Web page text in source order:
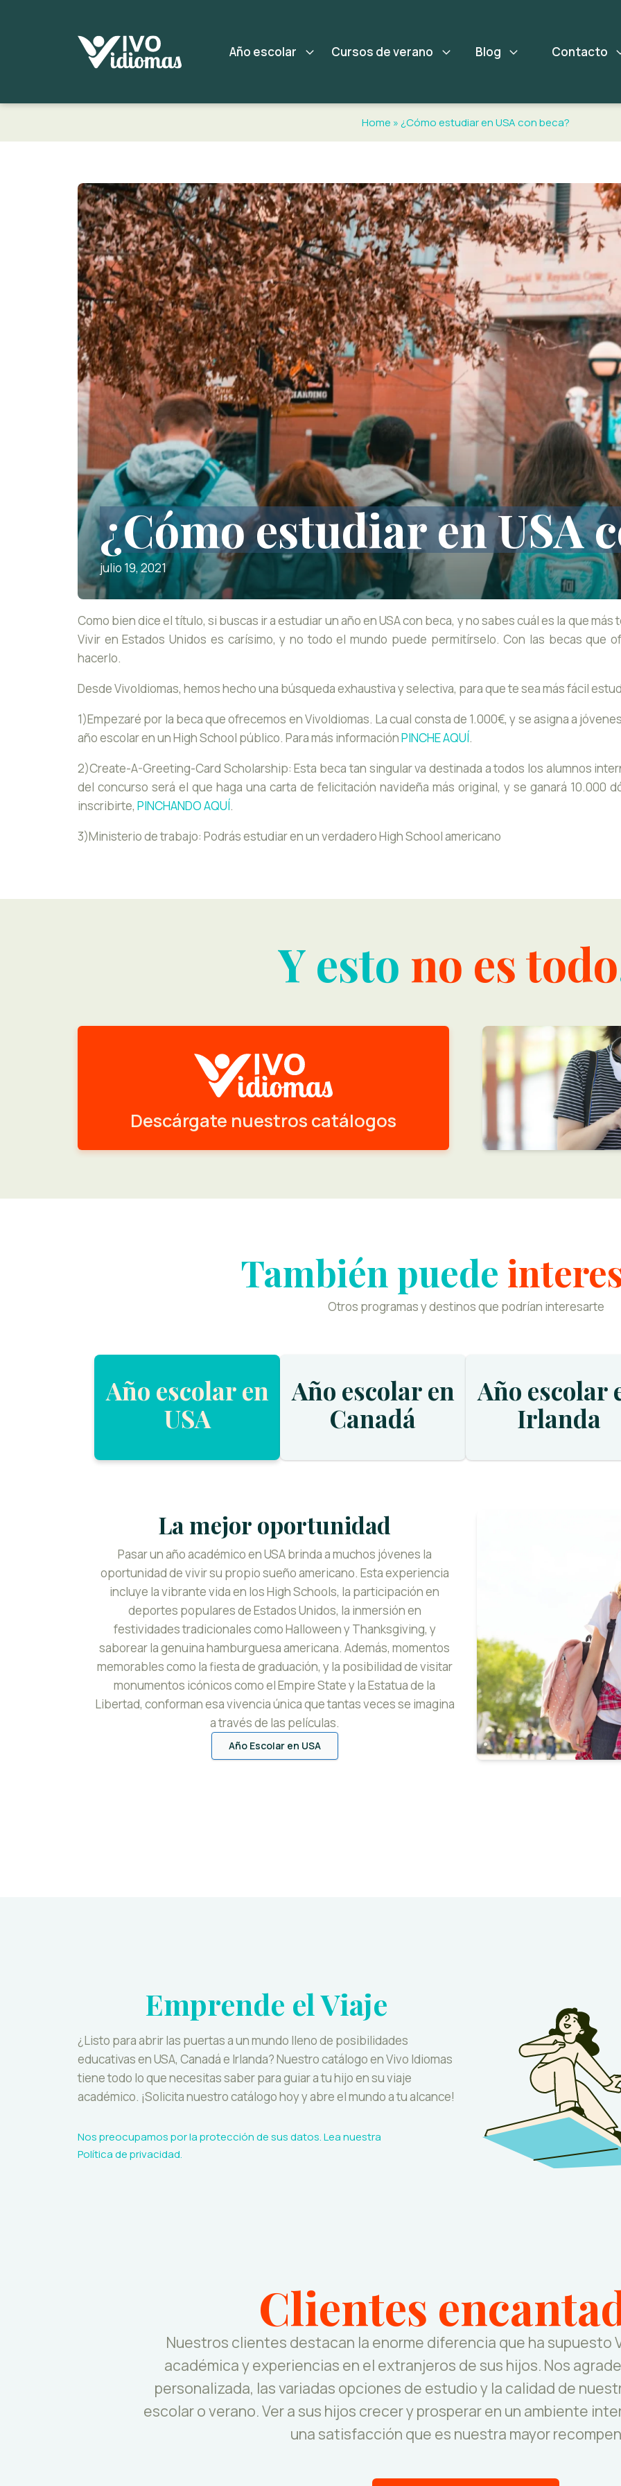
Año escolar Cursos de verano Blog Contacto
Home »¿Cómo estudiar en USA con beca?
¿Cómo estudiar en USA
julio 19, 2021
Como bien dice el título, si buscas ir a estudiar un año en USA con beca, y no sabes cuál es la que
Vivir en Estados Unidos es carísimo, y no todo el mundo puede permitírselo. Con las becas que
hacerlo.
Desde VivoIdiomas, hemos hecho una búsqueda exhaustiva y selectiva, para que te sea más fácil
1)Empezaré por la beca que ofrecemos en VivoIdiomas. La cual consta de 1.000€, y se asigna a
año escolar en un High School público. Para más informaciónPINCHE AQUÍ.
2)Create-A-Greeting-Card Scholarship: Esta beca tan singular va destinada a todos los alumnos
del concurso será el que haga una carta de felicitación navideña más original, y se ganará 10.000
inscribirte, PINCHANDO AQUÍ.
3)Ministerio de trabajo: Podrás estudiar en un verdadero High School americano
Y esto no es todo
Descárgate nuestros catálogos
También puede
Otros programas y destinos que podrían interesarte
Año escolar en
USA
Año escolar en
Canadá
Año escolar
Irlanda
La mejor oportunidad
Pasar un año académico en USA brinda a muchos jóvenes la
oportunidad de vivir su propio sueño americano. Esta experiencia
incluye la vibrante vida en los High Schools, la participación en
deportes populares de Estados Unidos, la inmersión en
festividades tradicionales como Halloween y Thanksgiving, y
saborear la genuina hamburguesa americana. Además, momentos
memorables como la fiesta de graduación, y la posibilidad de visitar
monumentos icónicos como el Empire State y la Estatua de la
Libertad, conforman esa vivencia única que tantas veces se imagina
a través de las películas.
Año Escolar en USA
Emprende el Viaje
¿Listo para abrir las puertas a un mundo lleno de posibilidades
educativas en USA, Canadá e Irlanda? Nuestro catálogo en Vivo Idiomas
tiene todo lo que necesitas saber para guiar a tu hijo en su viaje
académico. ¡Solicita nuestro catálogo hoy y abre el mundo a tu alcance!
Nos preocupamos por la protección de sus datos. Lea nuestra
Política de privacidad.
Clientes
Nuestros clientes destacan la enorme diferencia que ha supuesto
académica y experiencias en el extranjeros de sus hijos. Nos
personalizada, las variadas opciones de estudio y la calidad de
escolar o verano. Ver a sus hijos crecer y prosperar en un ambiente
una satisfacción que es nuestra mayor